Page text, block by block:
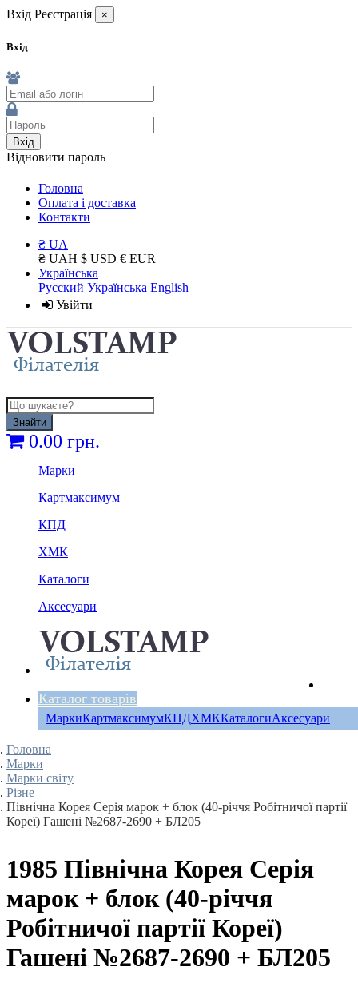
Вхід Реєстрація ×
Вхід
Вхід
Відновити пароль
Головна
Оплата і доставка
Контакти
₴ UA
₴ UAH $ USD € EUR
Українська
Русский Українська English
Увійти
Знайти
0.00 грн.
Марки
Картмаксимум
КПД
ХМК
Каталоги
Аксесуари
Каталог товарів
МаркиКартмаксимумКПДХМККаталогиАксесуари
Головна
Марки
Марки світу
Різне
Північна Корея Серія марок + блок (40-річчя Робітничої партії
Кореї) Гашені №2687-2690 + БЛ205
1985 Північна Корея Серія
марок + блок (40-річчя
Робітничої партії Кореї)
Гашені №2687-2690 + БЛ205